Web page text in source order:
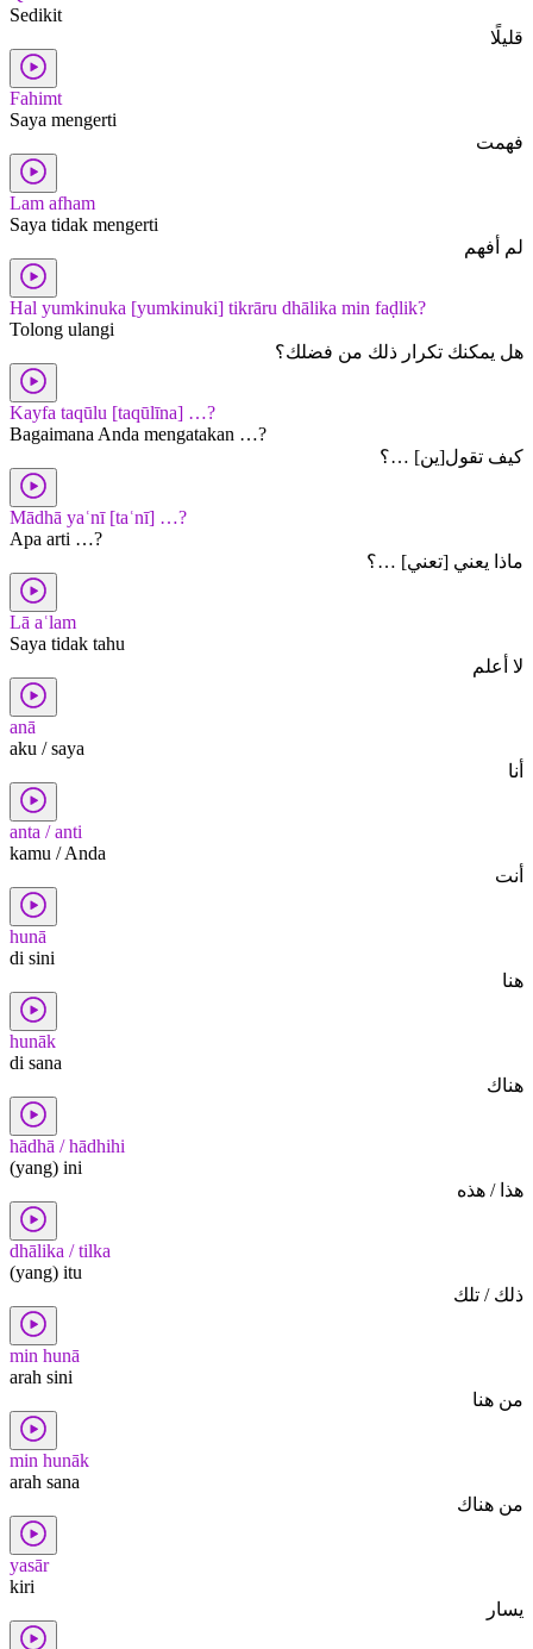
Sedikit
قليلًا
Fahimt
Saya mengerti
فهمت
Lam afham
Saya tidak mengerti
لم أفهم
Hal yumkinuka [yumkinuki] tikrāru dhālika min faḍlik?
Tolong ulangi
هل يمكنك تكرار ذلك من فضلك؟
Kayfa taqūlu [taqūlīna] …?
Bagaimana Anda mengatakan …?
كيف تقول[ين] …؟
Mādhā yaʿnī [taʿnī] …?
Apa arti …?
ماذا يعني [تعني] …؟
Lā aʿlam
Saya tidak tahu
لا أعلم
anā
aku / saya
أنا
anta / anti
kamu / Anda
أنت
hunā
di sini
هنا
hunāk
di sana
هناك
hādhā / hādhihi
(yang) ini
هذا / هذه
dhālika / tilka
(yang) itu
ذلك / تلك
min hunā
arah sini
من هنا
min hunāk
arah sana
من هناك
yasār
kiri
يسار